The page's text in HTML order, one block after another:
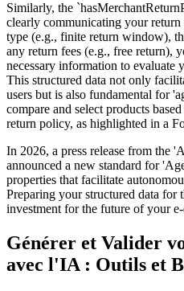
Similarly, the
clearly communicating your
type (e.g., finite return window),
any return fees (e.g., free return),
necessary information to evaluate
This structured data not only
users but is also fundamental for
compare and select products
return policy, as highlighted in a
In 2026, a press release from the
announced a new standard for
properties that facilitate
Preparing your structured data for
investment for the future of your
Générer et Valider
avec l'IA : Outils et